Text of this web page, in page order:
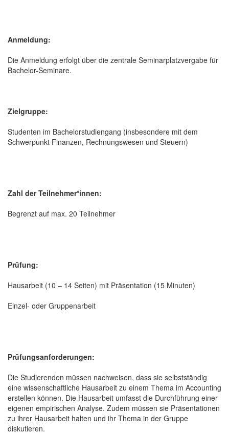
Anmeldung:
Die Anmeldung erfolgt über die zentrale Seminarplatzvergabe für
Bachelor-Seminare.
Zielgruppe:
Studenten im Bachelorstudiengang (insbesondere mit dem
Schwerpunkt Finanzen, Rechnungswesen und Steuern)
Zahl der Teilnehmer*innen:
Begrenzt auf max. 20 Teilnehmer
Prüfung:
Hausarbeit (10 – 14 Seiten) mit Präsentation (15 Minuten)
Einzel- oder Gruppenarbeit
Prüfungsanforderungen:
Die Studierenden müssen nachweisen, dass sie selbstständig
eine wissenschaftliche Hausarbeit zu einem Thema im Accounting
erstellen können. Die Hausarbeit umfasst die Durchführung einer
eigenen empirischen Analyse. Zudem müssen sie Präsentationen
zu ihrer Hausarbeit halten und ihr Thema in der Gruppe
diskutieren.